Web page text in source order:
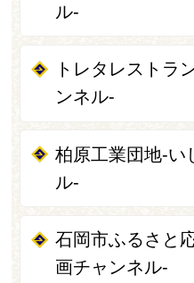
ル-
トレタレストラ
ンネル-
柏原工業団地-い
ル-
石岡市ふるさと
画チャンネル-